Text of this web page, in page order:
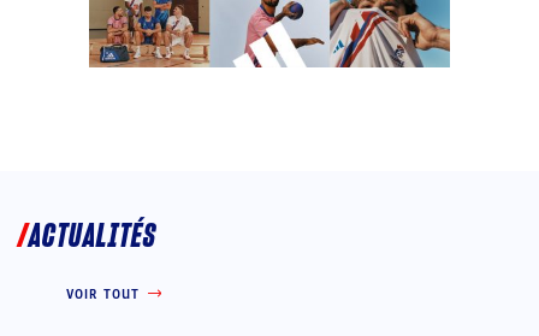
ACTUALITÉS
VOIR TOUT